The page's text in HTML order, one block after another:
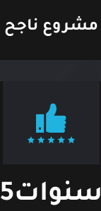
مشروع ناجح
5سنوات